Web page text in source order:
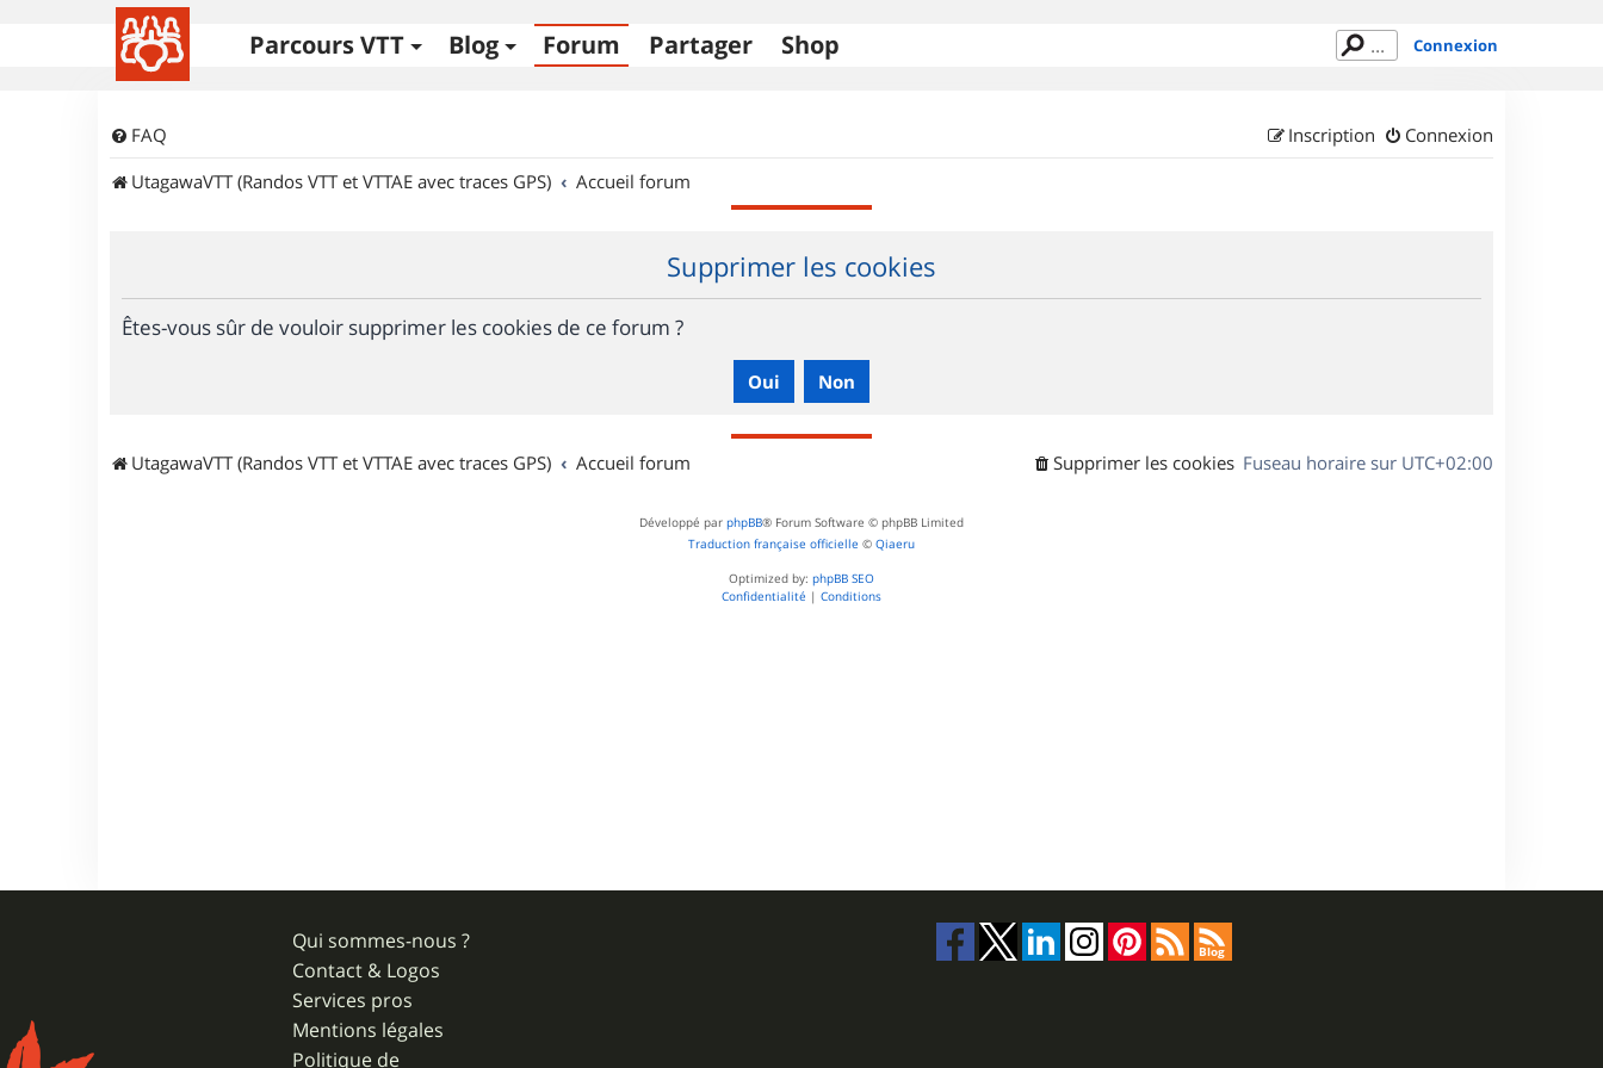
Parcours VTT Blog Forum Partager Shop Connexion
FAQ Connexion
Inscription
UtagawaVTT (Randos VTT et VTTAE avec traces GPS)
Accueil forum
Supprimer les cookies
Êtes-vous sûr de vouloir supprimer les cookies de ce forum ?
UtagawaVTT (Randos VTT et VTTAE avec traces GPS) Accueil forum Fuseau horaire sur UTC+02:00
Supprimer les cookies
Développé par phpBB® Forum Software © phpBB Limited
Traduction française officielle © Qiaeru
Optimized by: phpBB SEO
Confidentialité | Conditions
Qui sommes-nous ?
Contact & Logos
Services pros
Mentions légales
Politique de